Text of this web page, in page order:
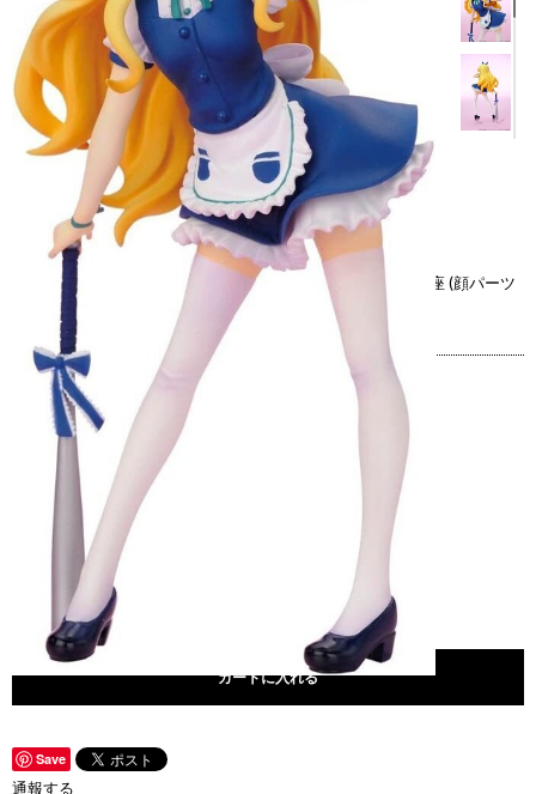
この美緒さまが踏んであげる!
<セット内容>・フィギュア本体、顔パーツ2種、バット、台座 (顔パーツ
の付け替え可能)
¥2,800
※別途送料がかかります。
カートに入れる
Save
通報する